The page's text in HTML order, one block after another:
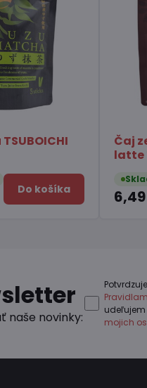
Rezance
Chois
Skladom
1,75 €
naše novinky:
mojich